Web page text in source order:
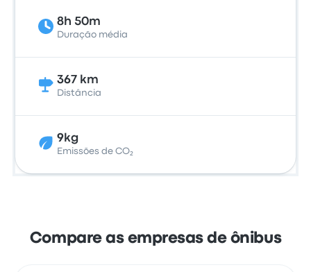
8h 50m
Duração média
367 km
Distância
9kg
Emissões de CO₂
Compare as empresas de ônibus